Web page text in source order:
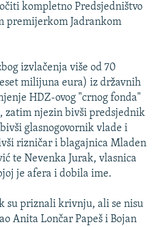
kompletno Predsjedništvo
premijerkom Jadrankom
izvlačenja više od 70
milijuna eura) iz državnih
HDZ-ovog "crnog fonda"
zatim njezin bivši predsjednik
glasnogovornik vlade i
rizničar i blagajnica Mladen
te Nevenka Jurak, vlasnica
je afera i dobila ime.
su priznali krivnju, ali se nisu
Anita Lončar Papeš i Bojan